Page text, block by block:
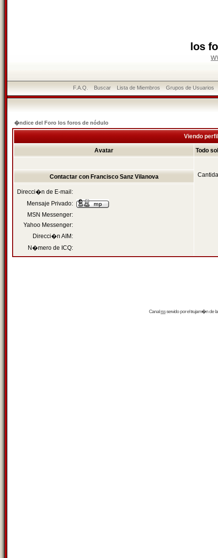
los
F.A.Q. Buscar Lista de Miembros Grupos de Usuarios
�ndice del Foro los foros de nódulo
Viendo
Avatar Todo
Contactar con Francisco Sanz Vilanova
Direcci�n de E-mail:
Mensaje Privado:
MSN Messenger:
Yahoo Messenger:
Direcci�n AIM:
N�mero de ICQ:
Canalrssservido por eltrujam�nde